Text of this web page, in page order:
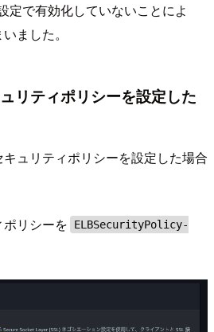
定で有効化していないことによ
ました。
リティポリシーを設定した
ュリティポリシーを設定した場合
リシーを
ELBSecurityPolicy-